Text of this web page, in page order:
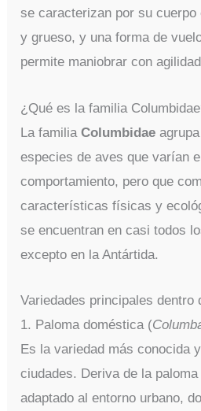
se caracterizan por su
y grueso, y una forma de
permite maniobrar con
¿Qué es la familia
La familiaColumbidae
especies de aves que varían
comportamiento, pero que
características físicas y
se encuentran en casi todos
excepto en la Antártida.
Variedades principales dentro
1. Paloma doméstica (
Es la variedad más conocida
ciudades. Deriva de la
adaptado al entorno urbano,